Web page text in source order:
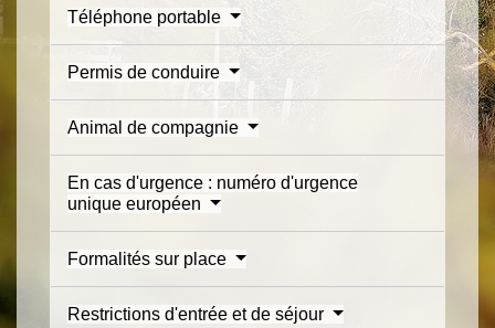
Téléphone portable
Permis de conduire
Animal de compagnie
En cas d'urgence : numéro d'urgence
unique européen
Formalités sur place
Restrictions d'entrée et de séjour